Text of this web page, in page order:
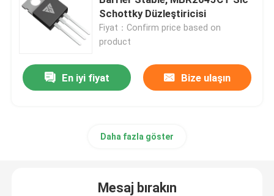
Süper Junction MOSFET
Silikon Karbid SBD
Yüksek Güçlü IGBT
Schottky Düzleştiricisi
Fiyat：Confirm price based on
product
En iyi fiyat Bize ulaşın
Daha fazla göster
Mesaj bırakın